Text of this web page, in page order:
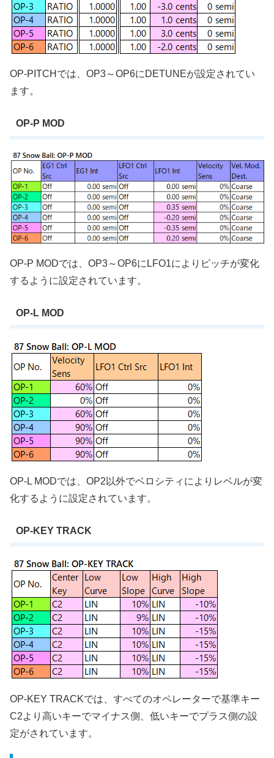
OP-PITCHでは、OP3～OP6にDETUNEが設定されてい
ます。
OP-P MOD
OP-P MODでは、OP3～OP6にLFO1によりピッチが変化
するように設定されています。
OP-L MOD
OP-L MODでは、OP2以外でベロシティによりレベルが変
化するように設定されています。
OP-KEY TRACK
OP-KEY TRACKでは、すべてのオペレーターで基準キー
C2より高いキーでマイナス側、低いキーでプラス側の設
定がされています。